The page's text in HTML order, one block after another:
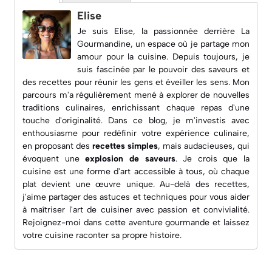
Elise
Je suis Elise, la passionnée derrière La
Gourmandine, un espace où je partage mon
amour pour la cuisine. Depuis toujours, je
suis fascinée par le pouvoir des saveurs et
des recettes pour réunir les gens et éveiller les sens. Mon
parcours m'a régulièrement mené à explorer de nouvelles
traditions culinaires, enrichissant chaque repas d'une
touche d'originalité. Dans ce blog, je m'investis avec
enthousiasme pour redéfinir votre expérience culinaire,
en proposant des recettes simples, mais audacieuses, qui
évoquent uneexplosion de saveurs. Je crois que la
cuisine est une forme d'art accessible à tous, où chaque
plat devient une œuvre unique. Au-delà des recettes,
j'aime partager des astuces et techniques pour vous aider
à maîtriser l'art de cuisiner avec passion et convivialité.
Rejoignez-moi dans cette aventure gourmande et laissez
votre cuisine raconter sa propre histoire.